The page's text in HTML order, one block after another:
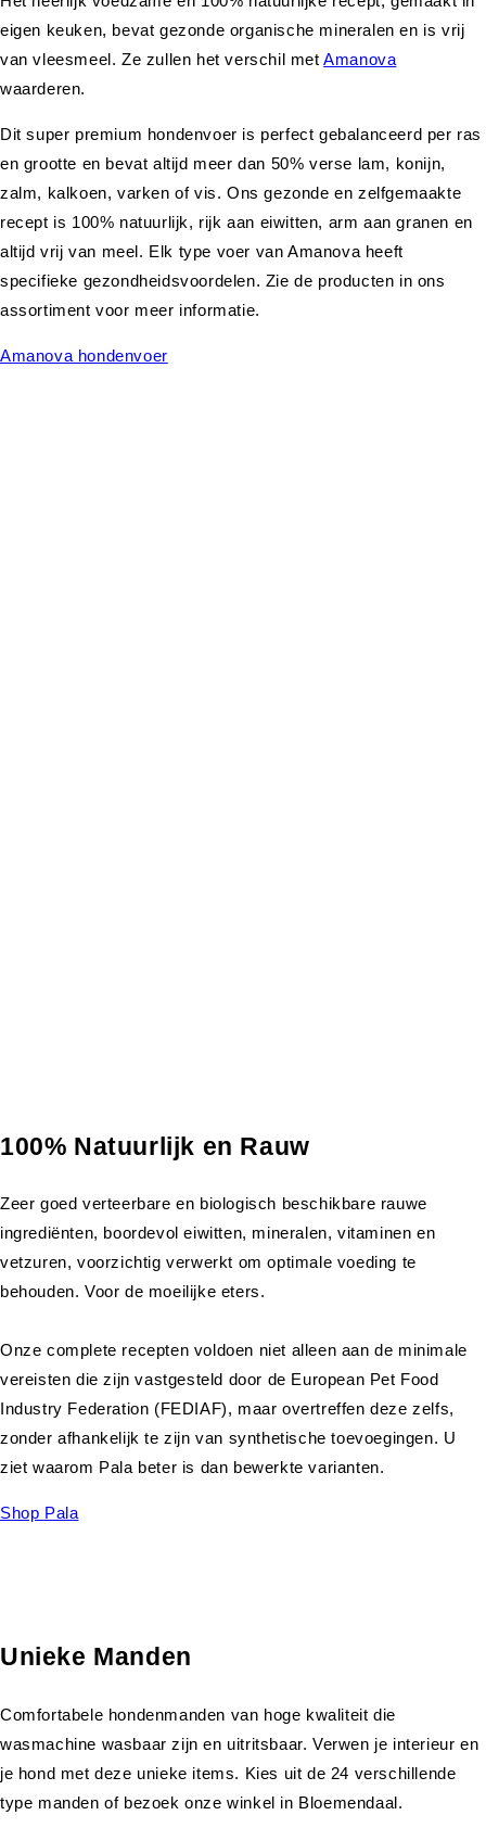
eigen keuken, bevat gezonde organische mineralen en is vrij
van vleesmeel. Ze zullen het verschil metAmanova
waarderen.
Dit super premium hondenvoer is perfect gebalanceerd per ras
en grootte en bevat altijd meer dan 50% verse lam, konijn,
zalm, kalkoen, varken of vis. Ons gezonde en zelfgemaakte
recept is 100% natuurlijk, rijk aan eiwitten, arm aan granen en
altijd vrij van meel. Elk type voer van Amanova heeft
specifieke gezondheidsvoordelen. Zie de producten in ons
assortiment voor meer informatie.
Amanova hondenvoer
100% Natuurlijk en Rauw
Zeer goed verteerbare en biologisch beschikbare rauwe
ingrediënten, boordevol eiwitten, mineralen, vitaminen en
vetzuren, voorzichtig verwerkt om optimale voeding te
behouden. Voor de moeilijke eters.
Onze complete recepten voldoen niet alleen aan de minimale
vereisten die zijn vastgesteld door de European Pet Food
Industry Federation (FEDIAF), maar overtreffen deze zelfs,
zonder afhankelijk te zijn van synthetische toevoegingen. U
ziet waarom Pala beter is dan bewerkte varianten.
Shop Pala
Unieke Manden
Comfortabele hondenmanden van hoge kwaliteit die
wasmachine wasbaar zijn en uitritsbaar. Verwen je interieur en
je hond met deze unieke items. Kies uit de 24 verschillende
type manden of bezoek onze winkel in Bloemendaal.